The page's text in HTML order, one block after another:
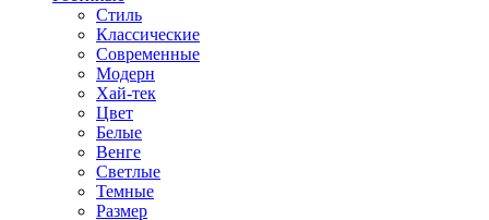
Стиль
Классические
Современные
Модерн
Хай-тек
Цвет
Белые
Венге
Светлые
Темные
Размер